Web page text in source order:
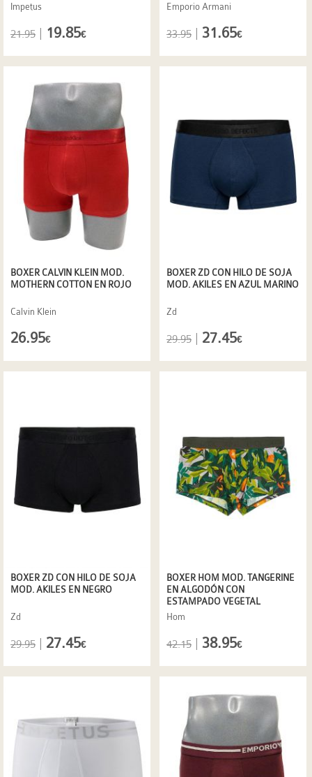
Impetus
21.95 19.85€
Emporio Armani
33.95 31.65€
BOXER CALVIN KLEIN MOD.
MOTHERN COTTON EN ROJO
Calvin Klein
26.95€
BOXER ZD CON HILO DE SOJA
MOD. AKILES EN AZUL MARINO
Zd
29.95 27.45€
BOXER ZD CON HILO DE SOJA
MOD. AKILES EN NEGRO
Zd
29.95 27.45€
BOXER HOM MOD. TANGERINE
EN ALGODÓN CON
ESTAMPADO VEGETAL
Hom
42.15 38.95€